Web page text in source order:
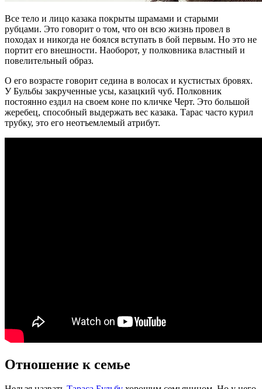
Все тело и лицо казака покрыты шрамами и старыми
рубцами. Это говорит о том, что он всю жизнь провел в
походах и никогда не боялся вступать в бой первым. Но это не
портит его внешности. Наоборот, у полковника властный и
повелительный образ.
О его возрасте говорит седина в волосах и кустистых бровях.
У Бульбы закрученные усы, казацкий чуб. Полковник
постоянно ездил на своем коне по кличке Черт. Это большой
жеребец, способный выдержать вес казака. Тарас часто курил
трубку, это его неотъемлемый атрибут.
Отношение к семье